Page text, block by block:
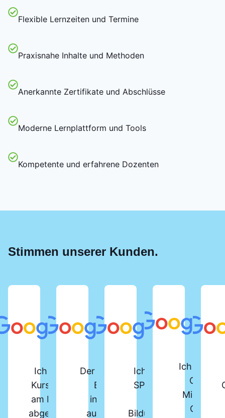
Flexible Lernzeiten und Termine
Praxisnahe Inhalte und Methoden
Anerkannte Zertifikate und Abschlüsse
Moderne Lernplattform und Tools
Kompetente und erfahrene Dozenten
Stimmen unserer Kunden.
Ich habe vor Kurzem den
Kurs „SPS-Programmierer“
am Berger Bildungsinstitut
abgeschlossen. Der Kurs ist
Der SPS-Lehrgang beim
Berger Institut ist
insgesamt sehr gut
aufgebaut und bietet
Ich habe den
SPS-Kurs am
Bildungsinstitut
Ich habe
Online-
Office-